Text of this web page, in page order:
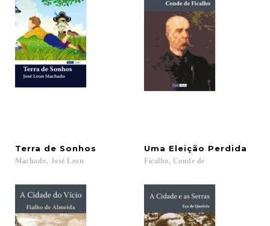
Terra de Sonhos
Machado, José Leon
Uma Eleição Perdida
Ficalho, Conde de